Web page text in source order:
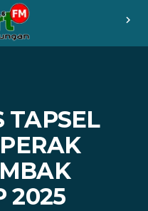
chevron_right
TAPSEL
2025